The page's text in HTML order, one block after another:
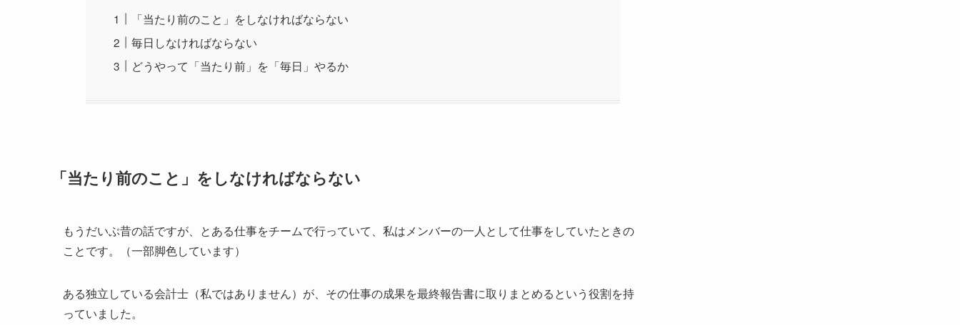
「当たり前のこと」をしなければならない
毎日しなければならない
どうやって「当たり前」を「毎日」やるか
「当たり前のこと」をしなければならない
もうだいぶ昔の話ですが、とある仕事をチームで行っていて、私はメンバーの一人として仕事をしていたときの
ことです。（一部脚色しています）
ある独立している会計士（私ではありません）が、その仕事の成果を最終報告書に取りまとめるという役割を持
っていました。